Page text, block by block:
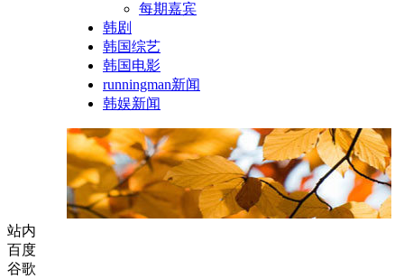
每期嘉宾
韩剧
韩国综艺
韩国电影
runningman新闻
韩娱新闻
站内
百度
谷歌